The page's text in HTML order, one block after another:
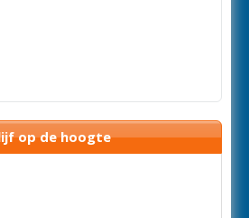
op de hoogte